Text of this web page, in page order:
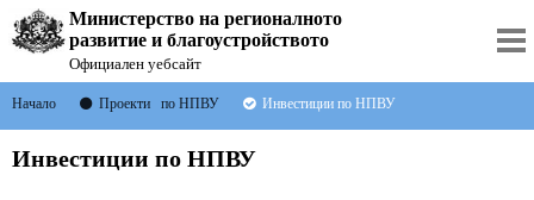
Министерство на регионалното
развитие и благоустройството
Официален уебсайт
Начало Проекти по НПВУ Инвестиции по НПВУ
Инвестиции по НПВУ